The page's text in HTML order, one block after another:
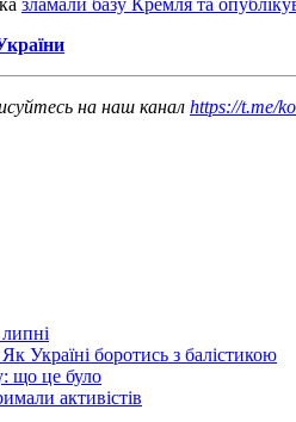
на наш канал https://t.me/
Україні боротись з балістикою
що це було
активістів